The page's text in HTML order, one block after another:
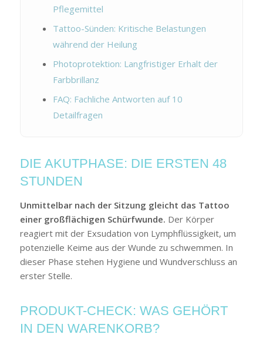
Pflegemittel
Tattoo-Sünden: Kritische Belastungen
während der Heilung
Photoprotektion: Langfristiger Erhalt der
Farbbrillanz
FAQ: Fachliche Antworten auf 10
Detailfragen
DIE AKUTPHASE: DIE ERSTEN 48
STUNDEN
Unmittelbar nach der Sitzung gleicht das Tattoo
einer großflächigen Schürfwunde. Der Körper
reagiert mit der Exsudation von Lymphflüssigkeit, um
potenzielle Keime aus der Wunde zu schwemmen. In
dieser Phase stehen Hygiene und Wundverschluss an
erster Stelle.
PRODUKT-CHECK: WAS GEHÖRT
IN DEN WARENKORB?